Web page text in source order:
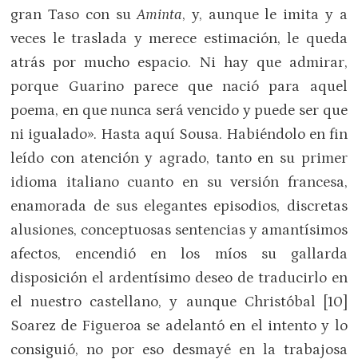
gran Taso con suAminta, y, aunque le imita y a
veces le traslada y merece estimación, le queda
atrás por mucho espacio. Ni hay que admirar,
porque Guarino parece que nació para aquel
poema, en que nunca será vencido y puede ser que
ni igualado». Hasta aquí Sousa. Habiéndolo en fin
leído con atención y agrado, tanto en su primer
idioma italiano cuanto en su versión francesa,
enamorada de sus elegantes episodios, discretas
alusiones, conceptuosas sentencias y amantísimos
afectos, encendió en los míos su gallarda
disposición el ardentísimo deseo de traducirlo en
el nuestro castellano, y aunque Christóbal [10]
Soarez de Figueroa se adelantó en el intento y lo
consiguió, no por eso desmayé en la trabajosa